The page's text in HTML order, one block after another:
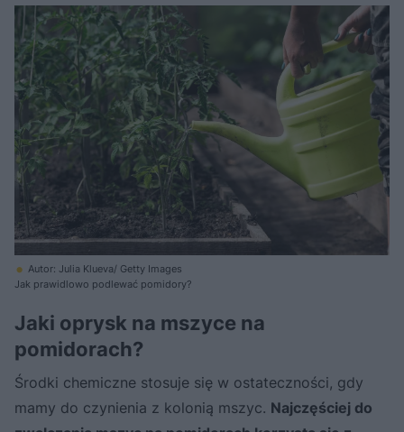
Autor: Julia Klueva/ Getty Images
Jak prawidlowo podlewać pomidory?
Jaki oprysk na mszyce na
pomidorach?
Środki chemiczne stosuje się w ostateczności, gdy
mamy do czynienia z kolonią mszyc. Najczęściej do